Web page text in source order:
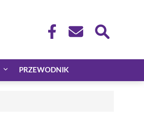
PRZEWODNIK